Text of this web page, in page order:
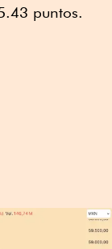
puntos.